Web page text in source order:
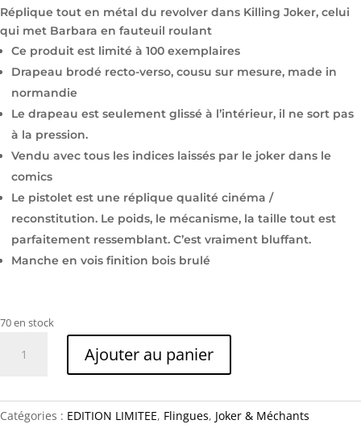
Réplique tout en métal du revolver dans Killing Joker, celui
qui met Barbara en fauteuil roulant
Ce produit est limité à 100 exemplaires
Drapeau brodé recto-verso, cousu sur mesure, made in
normandie
Le drapeau est seulement glissé à l’intérieur, il ne sort pas
à la pression.
Vendu avec tous les indices laissés par le joker dans le
comics
Le pistolet est une réplique qualité cinéma /
reconstitution. Le poids, le mécanisme, la taille tout est
parfaitement ressemblant. C’est vraiment bluffant.
Manche en vois finition bois brulé
70 en stock
Joke"
Ajouter au panier
Catégories : EDITION LIMITEE, Flingues, Joker & Méchants